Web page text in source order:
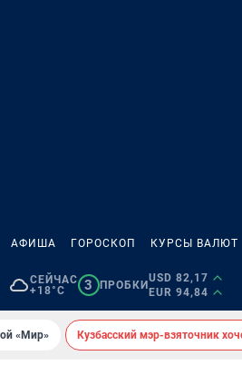
АФИША ГОРОСКОП КУРСЫ ВАЛЮТ
СЕЙЧАС
+18°C
3 ПРОБКИ
USD 82,17
EUR 94,84
«Мир» Кузбасский мэр-взяточник